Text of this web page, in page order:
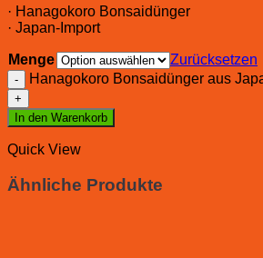
· Hanagokoro Bonsaidünger
· Japan-Import
Menge
Zurücksetzen
Hanagokoro Bonsaidünger aus
In den Warenkorb
Quick View
Ähnliche Produkte